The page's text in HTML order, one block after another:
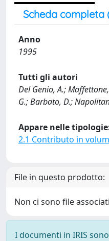
Scheda completa
Anno
1995
Tutti gli autori
Del Genio, A.;
G.; Barbato, D.;
Appare nelle
2.1 Contributo in
File in questo prodotto:
Non ci sono file
I documenti in IRIS